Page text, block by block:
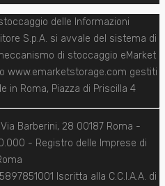
delle Informazioni
S.p.A. si avvale del sistema di
di stoccaggio eMarket
www.emarketstorage.com gestiti
in Roma, Piazza di Priscilla 4
Barberini, 28 00187 Roma -
- Registro delle Imprese di
Iscritta alla C.C.I.A.A. di